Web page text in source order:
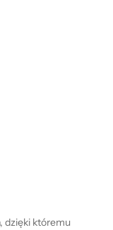
dzięki któremu